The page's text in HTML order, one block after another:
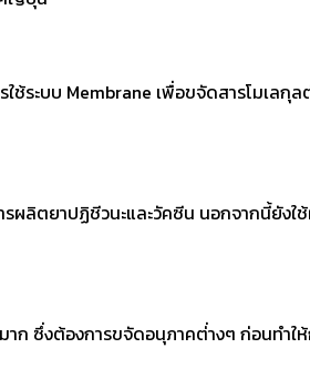
ระบบ Membrane เพื่อขจัดสารโมเลกุ
ผลิตยาปฏิชีวนะและวัคซีน นอกจากนี้ยัง
ก ซึ่งต้องการขจัดอนุภาคต่่างๆ ก่อนทำใ